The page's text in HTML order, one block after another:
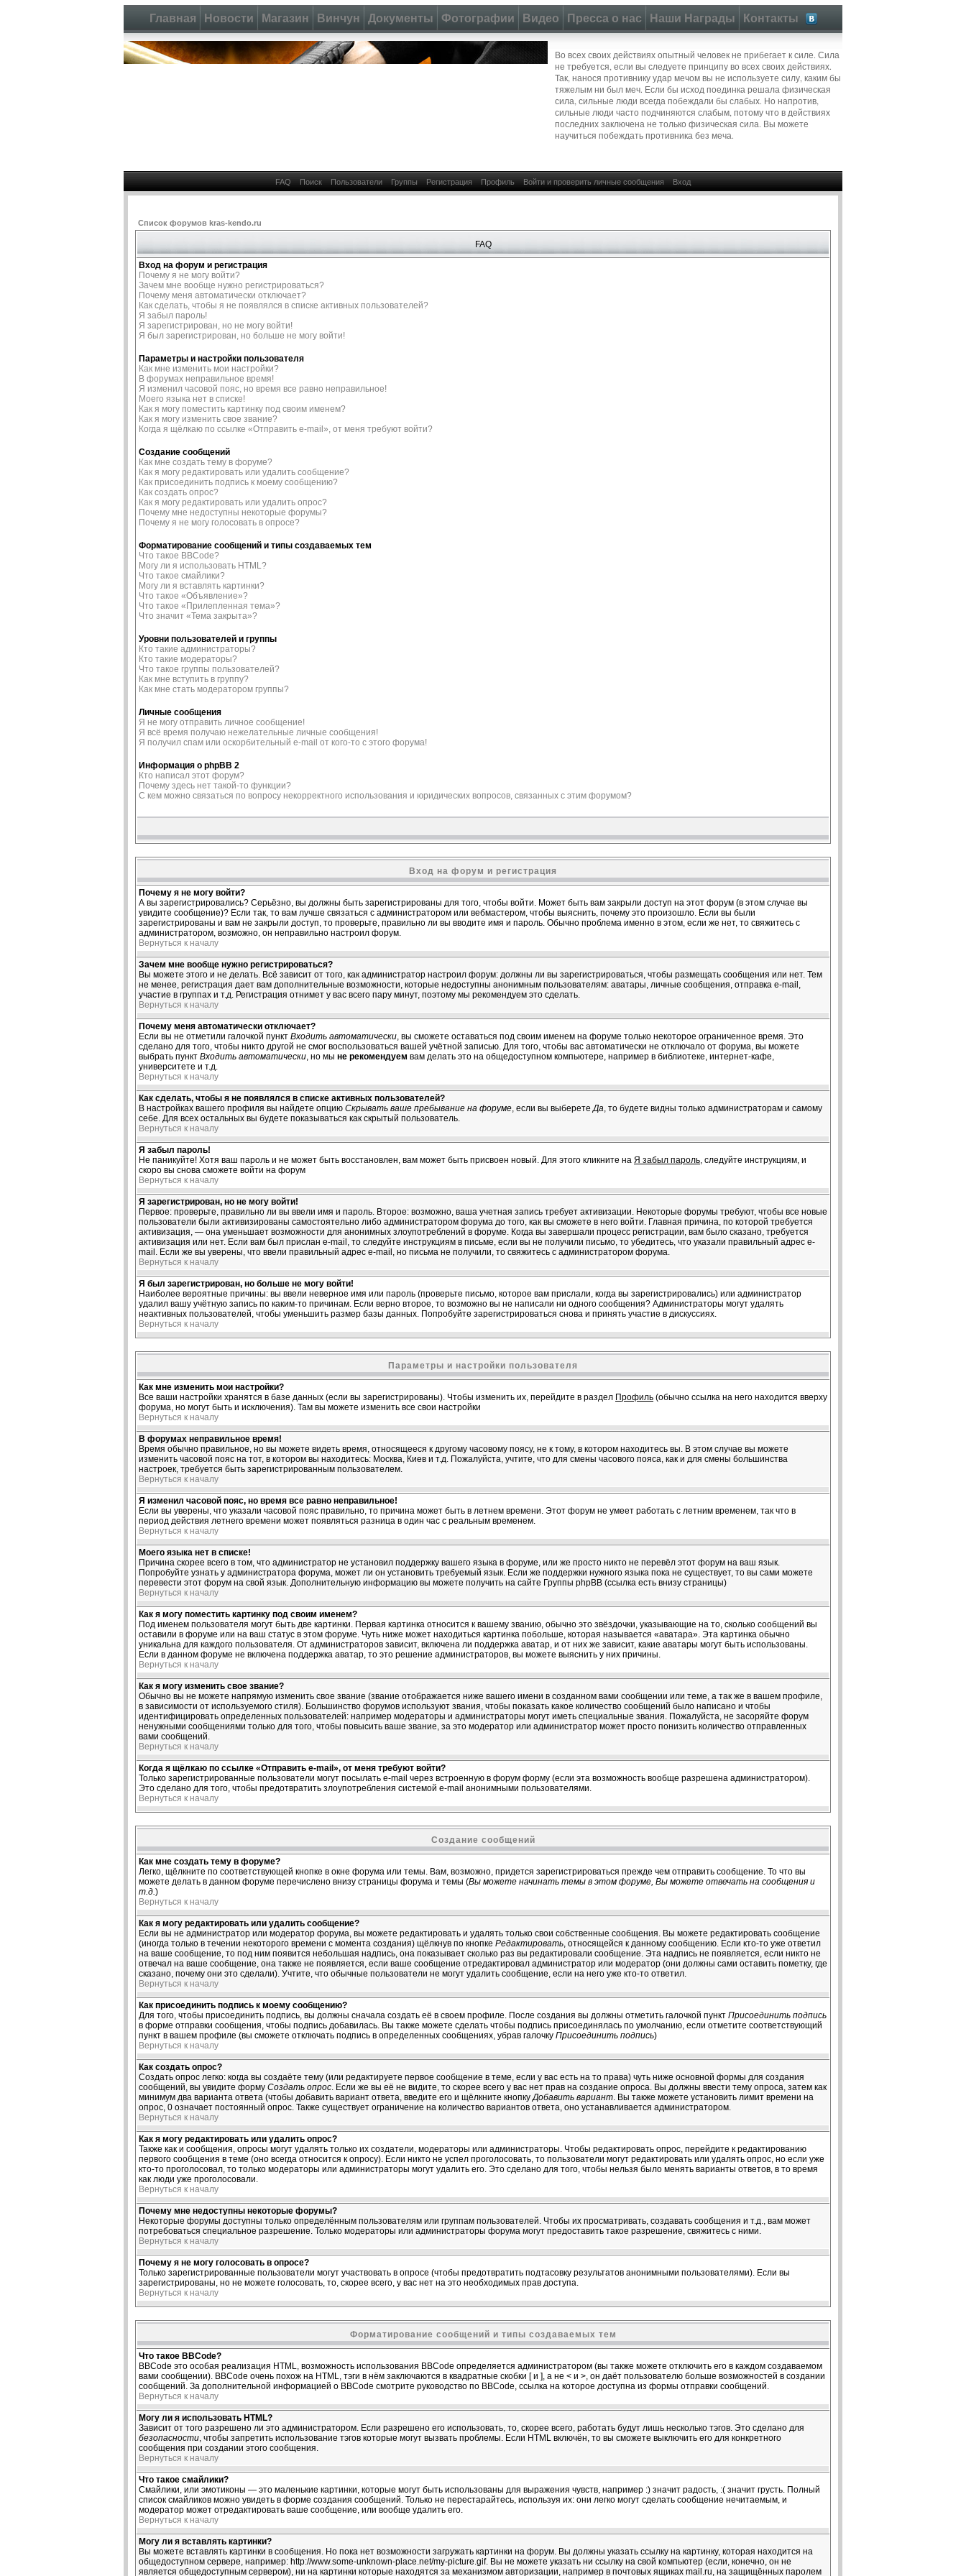
Главная Новости Магазин Винчун Документы Фотографии Видео Пресса о нас Наши Награды Контакты
Во всех своих действиях опытный человек не прибегает к силе. Сила
не требуется, если вы следуете принципу во всех своих действиях.
Так, нанося противнику удар мечом вы не используете силу, каким бы
тяжелым ни был меч. Если бы исход поединка решала физическая
сила, сильные люди всегда побеждали бы слабых. Но напротив,
сильные люди часто подчиняются слабым, потому что в действиях
последних заключена не только физическая сила. Вы можете
научиться побеждать противника без меча.
FAQ Поиск Пользователи Группы Регистрация Профиль Войти и проверить личные сообщения Вход
Список форумов kras-kendo.ru
FAQ
Вход на форум и регистрация
Почему я не могу войти?
Зачем мне вообще нужно регистрироваться?
Почему меня автоматически отключает?
Как сделать, чтобы я не появлялся в списке активных пользователей?
Я забыл пароль!
Я зарегистрирован, но не могу войти!
Я был зарегистрирован, но больше не могу войти!
Параметры и настройки пользователя
Как мне изменить мои настройки?
В форумах неправильное время!
Я изменил часовой пояс, но время все равно неправильное!
Моего языка нет в списке!
Как я могу поместить картинку под своим именем?
Как я могу изменить свое звание?
Когда я щёлкаю по ссылке «Отправить e-mail», от меня требуют войти?
Создание сообщений
Как мне создать тему в форуме?
Как я могу редактировать или удалить сообщение?
Как присоединить подпись к моему сообщению?
Как создать опрос?
Как я могу редактировать или удалить опрос?
Почему мне недоступны некоторые форумы?
Почему я не могу голосовать в опросе?
Форматирование сообщений и типы создаваемых тем
Что такое BBCode?
Могу ли я использовать HTML?
Что такое смайлики?
Могу ли я вставлять картинки?
Что такое «Объявление»?
Что такое «Прилепленная тема»?
Что значит «Тема закрыта»?
Уровни пользователей и группы
Кто такие администраторы?
Кто такие модераторы?
Что такое группы пользователей?
Как мне вступить в группу?
Как мне стать модератором группы?
Личные сообщения
Я не могу отправить личное сообщение!
Я всё время получаю нежелательные личные сообщения!
Я получил спам или оскорбительный e-mail от кого-то с этого форума!
Информация о phpBB 2
Кто написал этот форум?
Почему здесь нет такой-то функции?
С кем можно связаться по вопросу некорректного использования и юридических вопросов, связанных с этим форумом?
Вход на форум и регистрация
Почему я не могу войти?
А вы зарегистрировались? Серьёзно, вы должны быть зарегистрированы для того, чтобы войти. Может быть вам закрыли доступ на этот форум (в этом случае вы
увидите сообщение)? Если так, то вам лучше связаться с администратором или вебмастером, чтобы выяснить, почему это произошло. Если вы были
зарегистрированы и вам не закрыли доступ, то проверьте, правильно ли вы вводите имя и пароль. Обычно проблема именно в этом, если же нет, то свяжитесь с
администратором, возможно, он неправильно настроил форум.
Вернуться к началу
Зачем мне вообще нужно регистрироваться?
Вы можете этого и не делать. Всё зависит от того, как администратор настроил форум: должны ли вы зарегистрироваться, чтобы размещать сообщения или нет. Тем
не менее, регистрация дает вам дополнительные возможности, которые недоступны анонимным пользователям: аватары, личные сообщения, отправка e-mail,
участие в группах и т.д. Регистрация отнимет у вас всего пару минут, поэтому мы рекомендуем это сделать.
Вернуться к началу
Почему меня автоматически отключает?
Если вы не отметили галочкой пункт Входить автоматически, вы сможете оставаться под своим именем на форуме только некоторое ограниченное время. Это
сделано для того, чтобы никто другой не смог воспользоваться вашей учётной записью. Для того, чтобы вас автоматически не отключало от форума, вы можете
выбрать пункт Входить автоматически, но мы не рекомендуем вам делать это на общедоступном компьютере, например в библиотеке, интернет-кафе,
университете и т.д.
Вернуться к началу
Как сделать, чтобы я не появлялся в списке активных пользователей?
В настройках вашего профиля вы найдете опцию Скрывать ваше пребывание на форуме, если вы выберетеДа, то будете видны только администраторам и самому
себе. Для всех остальных вы будете показываться как скрытый пользователь.
Вернуться к началу
Я забыл пароль!
Не паникуйте! Хотя ваш пароль и не может быть восстановлен, вам может быть присвоен новый. Для этого кликните на Я забыл пароль, следуйте инструкциям, и
скоро вы снова сможете войти на форум
Вернуться к началу
Я зарегистрирован, но не могу войти!
Первое: проверьте, правильно ли вы ввели имя и пароль. Второе: возможно, ваша учетная запись требует активизации. Некоторые форумы требуют, чтобы все новые
пользователи были активизированы самостоятельно либо администратором форума до того, как вы сможете в него войти. Главная причина, по которой требуется
активизация, — она уменьшает возможности для анонимных злоупотреблений в форуме. Когда вы завершали процесс регистрации, вам было сказано, требуется
активизация или нет. Если вам был прислан e-mail, то следуйте инструкциям в письме, если вы не получили письмо, то убедитесь, что указали правильный адрес e-
mail. Если же вы уверены, что ввели правильный адрес e-mail, но письма не получили, то свяжитесь с администратором форума.
Вернуться к началу
Я был зарегистрирован, но больше не могу войти!
Наиболее вероятные причины: вы ввели неверное имя или пароль (проверьте письмо, которое вам прислали, когда вы зарегистрировались) или администратор
удалил вашу учётную запись по каким-то причинам. Если верно второе, то возможно вы не написали ни одного сообщения? Администраторы могут удалять
неактивных пользователей, чтобы уменьшить размер базы данных. Попробуйте зарегистрироваться снова и принять участие в дискуссиях.
Вернуться к началу
Параметры и настройки пользователя
Как мне изменить мои настройки?
Все ваши настройки хранятся в базе данных (если вы зарегистрированы). Чтобы изменить их, перейдите в раздел Профиль (обычно ссылка на него находится вверху
форума, но могут быть и исключения). Там вы можете изменить все свои настройки
Вернуться к началу
В форумах неправильное время!
Время обычно правильное, но вы можете видеть время, относящееся к другому часовому поясу, не к тому, в котором находитесь вы. В этом случае вы можете
изменить часовой пояс на тот, в котором вы находитесь: Москва, Киев и т.д. Пожалуйста, учтите, что для смены часового пояса, как и для смены большинства
настроек, требуется быть зарегистрированным пользователем.
Вернуться к началу
Я изменил часовой пояс, но время все равно неправильное!
Если вы уверены, что указали часовой пояс правильно, то причина может быть в летнем времени. Этот форум не умеет работать с летним временем, так что в
период действия летнего времени может появляться разница в один час с реальным временем.
Вернуться к началу
Моего языка нет в списке!
Причина скорее всего в том, что администратор не установил поддержку вашего языка в форуме, или же просто никто не перевёл этот форум на ваш язык.
Попробуйте узнать у администратора форума, может ли он установить требуемый язык. Если же поддержки нужного языка пока не существует, то вы сами можете
перевести этот форум на свой язык. Дополнительную информацию вы можете получить на сайте Группы phpBB (ссылка есть внизу страницы)
Вернуться к началу
Как я могу поместить картинку под своим именем?
Под именем пользователя могут быть две картинки. Первая картинка относится к вашему званию, обычно это звёздочки, указывающие на то, сколько сообщений вы
оставили в форуме или на ваш статус в этом форуме. Чуть ниже может находиться картинка побольше, которая называется «аватара». Эта картинка обычно
уникальна для каждого пользователя. От администраторов зависит, включена ли поддержка аватар, и от них же зависит, какие аватары могут быть использованы.
Если в данном форуме не включена поддержка аватар, то это решение администраторов, вы можете выяснить у них причины.
Вернуться к началу
Как я могу изменить свое звание?
Обычно вы не можете напрямую изменить свое звание (звание отображается ниже вашего имени в созданном вами сообщении или теме, а так же в вашем профиле,
в зависимости от используемого стиля). Большинство форумов используют звания, чтобы показать какое количество сообщений было написано и чтобы
идентифицировать определенных пользователей: например модераторы и администраторы могут иметь специальные звания. Пожалуйста, не засоряйте форум
ненужными сообщениями только для того, чтобы повысить ваше звание, за это модератор или администратор может просто понизить количество отправленных
вами сообщений.
Вернуться к началу
Когда я щёлкаю по ссылке «Отправить e-mail», от меня требуют войти?
Только зарегистрированные пользователи могут посылать e-mail через встроенную в форум форму (если эта возможность вообще разрешена администратором).
Это сделано для того, чтобы предотвратить злоупотребления системой e-mail анонимными пользователями.
Вернуться к началу
Создание сообщений
Как мне создать тему в форуме?
Легко, щёлкните по соответствующей кнопке в окне форума или темы. Вам, возможно, придется зарегистрироваться прежде чем отправить сообщение. То что вы
можете делать в данном форуме перечислено внизу страницы форума и темы (Вы можете начинать темы в этом форуме, Вы можете отвечать на сообщения и
т.д.)
Вернуться к началу
Как я могу редактировать или удалить сообщение?
Если вы не администратор или модератор форума, вы можете редактировать и удалять только свои собственные сообщения. Вы можете редактировать сообщение
(иногда только в течении некоторого времени с момента создания) щёлкнув по кнопке Редактировать, относящейся к данному сообщению. Если кто-то уже ответил
на ваше сообщение, то под ним появится небольшая надпись, она показывает сколько раз вы редактировали сообщение. Эта надпись не появляется, если никто не
отвечал на ваше сообщение, она также не появляется, если ваше сообщение отредактировал администратор или модератор (они должны сами оставить пометку, где
сказано, почему они это сделали). Учтите, что обычные пользователи не могут удалить сообщение, если на него уже кто-то ответил.
Вернуться к началу
Как присоединить подпись к моему сообщению?
Для того, чтобы присоединить подпись, вы должны сначала создать её в своем профиле. После создания вы должны отметить галочкой пункт Присоединить подпись
в форме отправки сообщения, чтобы подпись добавилась. Вы также можете сделать чтобы подпись присоединялась по умолчанию, если отметите соответствующий
пункт в вашем профиле (вы сможете отключать подпись в определенных сообщениях, убрав галочку Присоединить подпись)
Вернуться к началу
Как создать опрос?
Создать опрос легко: когда вы создаёте тему (или редактируете первое сообщение в теме, если у вас есть на то права) чуть ниже основной формы для создания
сообщений, вы увидите форму Создать опрос. Если же вы её не видите, то скорее всего у вас нет прав на создание опроса. Вы должны ввести тему опроса, затем как
минимум два варианта ответа (чтобы добавить вариант ответа, введите его и щёлкните кнопкуДобавить вариант. Вы также можете установить лимит времени на
опрос, 0 означает постоянный опрос. Также существует ограничение на количество вариантов ответа, оно устанавливается администратором.
Вернуться к началу
Как я могу редактировать или удалить опрос?
Также как и сообщения, опросы могут удалять только их создатели, модераторы или администраторы. Чтобы редактировать опрос, перейдите к редактированию
первого сообщения в теме (оно всегда относится к опросу). Если никто не успел проголосовать, то пользователи могут редактировать или удалять опрос, но если уже
кто-то проголосовал, то только модераторы или администраторы могут удалить его. Это сделано для того, чтобы нельзя было менять варианты ответов, в то время
как люди уже проголосовали.
Вернуться к началу
Почему мне недоступны некоторые форумы?
Некоторые форумы доступны только определённым пользователям или группам пользователей. Чтобы их просматривать, создавать сообщения и т.д., вам может
потребоваться специальное разрешение. Только модераторы или администраторы форума могут предоставить такое разрешение, свяжитесь с ними.
Вернуться к началу
Почему я не могу голосовать в опросе?
Только зарегистрированные пользователи могут участвовать в опросе (чтобы предотвратить подтасовку результатов анонимными пользователями). Если вы
зарегистрированы, но не можете голосовать, то, скорее всего, у вас нет на это необходимых прав доступа.
Вернуться к началу
Форматирование сообщений и типы создаваемых тем
Что такое BBCode?
BBCode это особая реализация HTML, возможность использования BBCode определяется администратором (вы также можете отключить его в каждом создаваемом
вами сообщении). BBCode очень похож на HTML, тэги в нём заключаются в квадратные скобки [ и ], а не < и >, он даёт пользователю больше возможностей в создании
сообщений. За дополнительной информацией о BBCode смотрите руководство по BBCode, ссылка на которое доступна из формы отправки сообщений.
Вернуться к началу
Могу ли я использовать HTML?
Зависит от того разрешено ли это администратором. Если разрешено его использовать, то, скорее всего, работать будут лишь несколько тэгов. Это сделано для
безопасности, чтобы запретить использование тэгов которые могут вызвать проблемы. Если HTML включён, то вы сможете выключить его для конкретного
сообщения при создании этого сообщения.
Вернуться к началу
Что такое смайлики?
Смайлики, или эмотиконы — это маленькие картинки, которые могут быть использованы для выражения чувств, например :) значит радость, :( значит грусть. Полный
список смайликов можно увидеть в форме создания сообщений. Только не перестарайтесь, используя их: они легко могут сделать сообщение нечитаемым, и
модератор может отредактировать ваше сообщение, или вообще удалить его.
Вернуться к началу
Могу ли я вставлять картинки?
Вы можете вставлять картинки в сообщения. Но пока нет возможности загружать картинки на форум. Вы должны указать ссылку на картинку, которая находится на
общедоступном сервере, например: http://www.some-unknown-place.net/my-picture.gif. Вы не можете указать ни ссылку на свой компьютер (если, конечно, он не
является общедоступным сервером), ни на картинки которые находятся за механизмом авторизации, например в почтовых ящиках mail.ru, на защищённых паролем